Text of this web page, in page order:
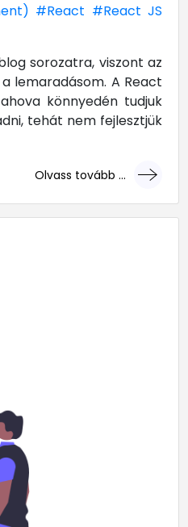
#React #React JS
sorozatra, viszont az
lemaradásom. A React
könnyedén tudjuk
tehát nem fejlesztjük
Olvass tovább ...
... mert megéri!